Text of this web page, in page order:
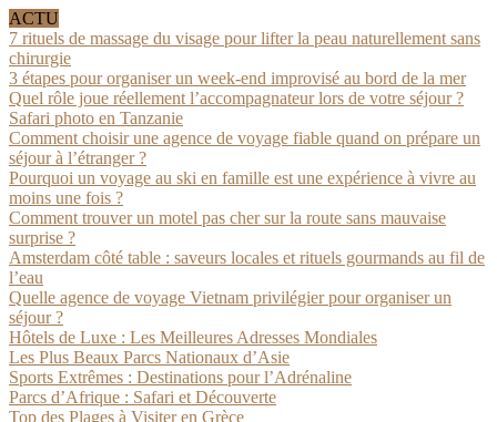
ACTU
7 rituels de massage du visage pour lifter la peau naturellement sans
chirurgie
3 étapes pour organiser un week-end improvisé au bord de la mer
Quel rôle joue réellement l’accompagnateur lors de votre séjour ?
Safari photo en Tanzanie
Comment choisir une agence de voyage fiable quand on prépare un
séjour à l’étranger ?
Pourquoi un voyage au ski en famille est une expérience à vivre au
moins une fois ?
Comment trouver un motel pas cher sur la route sans mauvaise
surprise ?
Amsterdam côté table : saveurs locales et rituels gourmands au fil de
l’eau
Quelle agence de voyage Vietnam privilégier pour organiser un
séjour ?
Hôtels de Luxe : Les Meilleures Adresses Mondiales
Les Plus Beaux Parcs Nationaux d’Asie
Sports Extrêmes : Destinations pour l’Adrénaline
Parcs d’Afrique : Safari et Découverte
Top des Plages à Visiter en Grèce